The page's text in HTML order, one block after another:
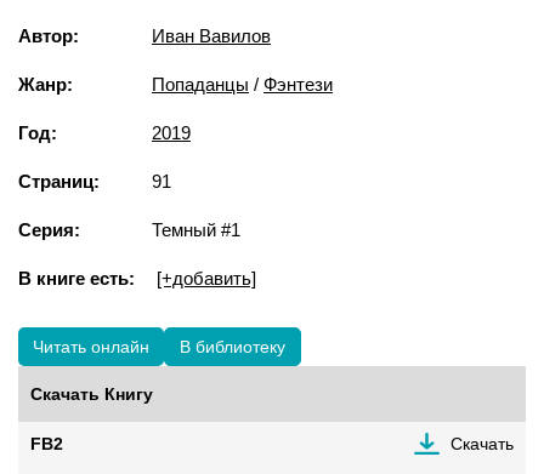
Автор: Иван Вавилов
Жанр: Попаданцы / Фэнтези
Год: 2019
Страниц: 91
Серия: Темный #1
В книге есть: [+добавить]
Читать онлайн В библиотеку
Скачать Книгу
FB2 Скачать